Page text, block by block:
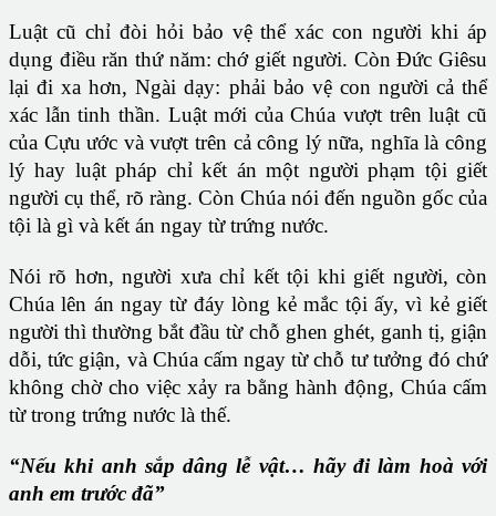
Luật cũ chỉ đòi hỏi bảo vệ thể xác con người khi áp
dụng điều răn thứ năm: chớ giết người. Còn Đức Giêsu
lại đi xa hơn, Ngài dạy: phải bảo vệ con người cả thể
xác lẫn tinh thần. Luật mới của Chúa vượt trên luật cũ
của Cựu ước và vượt trên cả công lý nữa, nghĩa là công
lý hay luật pháp chỉ kết án một người phạm tội giết
người cụ thể, rõ ràng. Còn Chúa nói đến nguồn gốc của
tội là gì và kết án ngay từ trứng nước.
Nói rõ hơn, người xưa chỉ kết tội khi giết người, còn
Chúa lên án ngay từ đáy lòng kẻ mắc tội ấy, vì kẻ giết
người thì thường bắt đầu từ chỗ ghen ghét, ganh tị, giận
dỗi, tức giận, và Chúa cấm ngay từ chỗ tư tưởng đó chứ
không chờ cho việc xảy ra bằng hành động, Chúa cấm
từ trong trứng nước là thế.
“Nếu khi anh sắp dâng lễ vật… hãy đi làm hoà với
anh em trước đã”